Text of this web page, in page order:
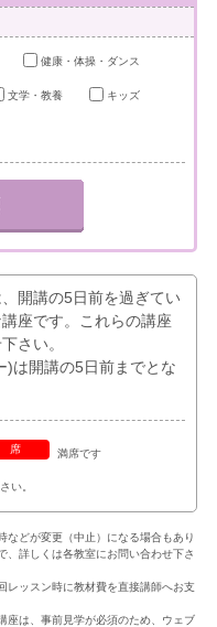
健康・体操・ダンス
文学・教養 キッズ
開講の5日前を過ぎてい
座です。これらの講座
さい。
)は開講の5日前までとな
席 満席です
い。
どが変更（中止）になる場合もあり
、詳しくは各教室にお問い合わせ下さ
ッスン時に教材費を直接講師へお支
座は、事前見学が必須のため、ウェブ